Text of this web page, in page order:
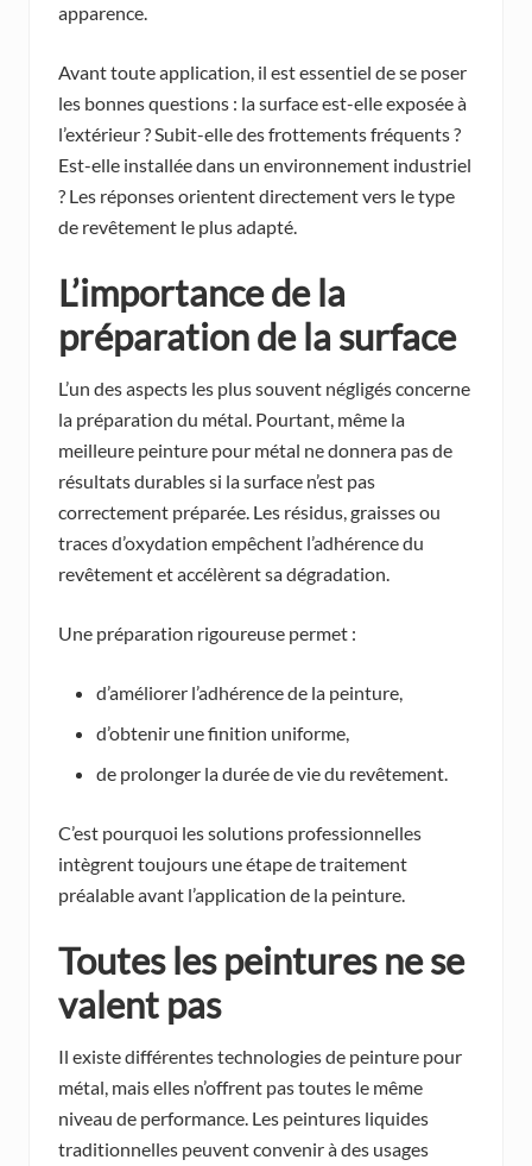
apparence.
Avant toute application, il est essentiel de se poser
les bonnes questions : la surface est-elle exposée à
l’extérieur ? Subit-elle des frottements fréquents ?
Est-elle installée dans un environnement industriel
? Les réponses orientent directement vers le type
de revêtement le plus adapté.
L’importance de la
préparation de la surface
L’un des aspects les plus souvent négligés concerne
la préparation du métal. Pourtant, même la
meilleure peinture pour métal ne donnera pas de
résultats durables si la surface n’est pas
correctement préparée. Les résidus, graisses ou
traces d’oxydation empêchent l’adhérence du
revêtement et accélèrent sa dégradation.
Une préparation rigoureuse permet :
d’améliorer l’adhérence de la peinture,
d’obtenir une finition uniforme,
de prolonger la durée de vie du revêtement.
C’est pourquoi les solutions professionnelles
intègrent toujours une étape de traitement
préalable avant l’application de la peinture.
Toutes les peintures ne se
valent pas
Il existe différentes technologies de peinture pour
métal, mais elles n’offrent pas toutes le même
niveau de performance. Les peintures liquides
traditionnelles peuvent convenir à des usages